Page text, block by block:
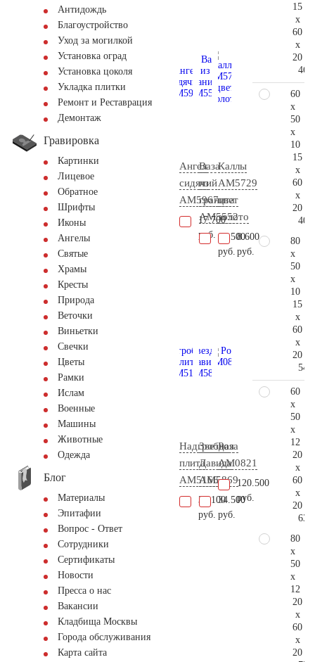
Антидождь
Благоустройство
Уход за могилкой
Установка оград
Установка цоколя
Укладка плитки
Ремонт и Реставрация
Демонтаж
Гравировка
Картинки
Лицевое
Обратное
Шрифты
Иконы
Ангелы
Святые
Храмы
Кресты
Природа
Веточки
Виньетки
Свечки
Цветы
Рамки
Ислам
Военные
Машины
Животные
Одежда
Блог
Материалы
Эпитафии
Вопрос - Ответ
Сотрудники
Сертификаты
Новости
Пресса о нас
Вакансии
Кладбища Москвы
Города обслуживания
Карта сайта
Ангел
сидячий
AM5967
17.700
руб.
Ваза
из
гранита
AM5552
12.500
руб.
Каллы
AM5729
цвет
золото
8.600
руб.
Надгробная
плита
AM5166
36.100
руб.
Звезда
Давида
AM5869
34.500
руб.
Роза
AM0821
120.500
руб.
15
x
60
x
20
60
x
50
x
10
15
x
60
x
20
80
x
50
x
10
15
x
60
x
20
60
x
50
x
12
20
x
60
x
20
80
x
50
x
12
20
x
60
x
20